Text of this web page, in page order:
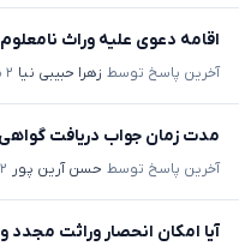
اقامه دعوی علیه وراث
آخرین پاسخ توسط زهرا حبیبی نیا ۲ ماه پیش
مدت زمان جواب دریافت
آخرین پاسخ توسط حسن آرین پور ۲ ماه پیش
آیا امکان انحصار وراثت مجدد